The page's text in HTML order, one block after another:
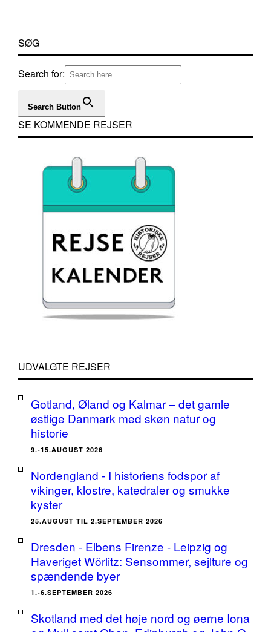
SØG
Search for:
Search Button
SE KOMMENDE REJSER
UDVALGTE REJSER
Gotland, Øland og Kalmar – det gamle
østlige Danmark med skøn natur og
historie
9.-15.AUGUST 2026
Nordengland - I historiens fodspor af
vikinger, klostre, katedraler og smukke
kyster
25.AUGUST TIL 2.SEPTEMBER 2026
Dresden - Elbens Firenze - Leipzig og
Haveriget Wörlitz: Sensommer, sejlture og
spændende byer
1.-6.SEPTEMBER 2026
Skotland med det høje nord og øerne Iona